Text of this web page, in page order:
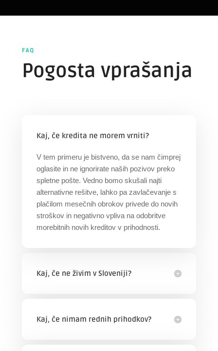
FAQ
Pogosta vprašanja
Kaj, če kredita ne morem vrniti?
V tem primeru je bistveno, da se nam čimprej
oglasite in ne ignorirate naših pozivov preko
spletne pošte. Vedno bomo skušali najti
alternativne rešitve, lahko pa zavlačevanje s
plačilom mesečnih obrokov privede do novih
stroškov in negativno vpliva na odobritve
morebitnih novih kreditov v prihodnosti.
Kaj, če ne živim v Sloveniji?
Kaj, če nimam rednih prihodkov?